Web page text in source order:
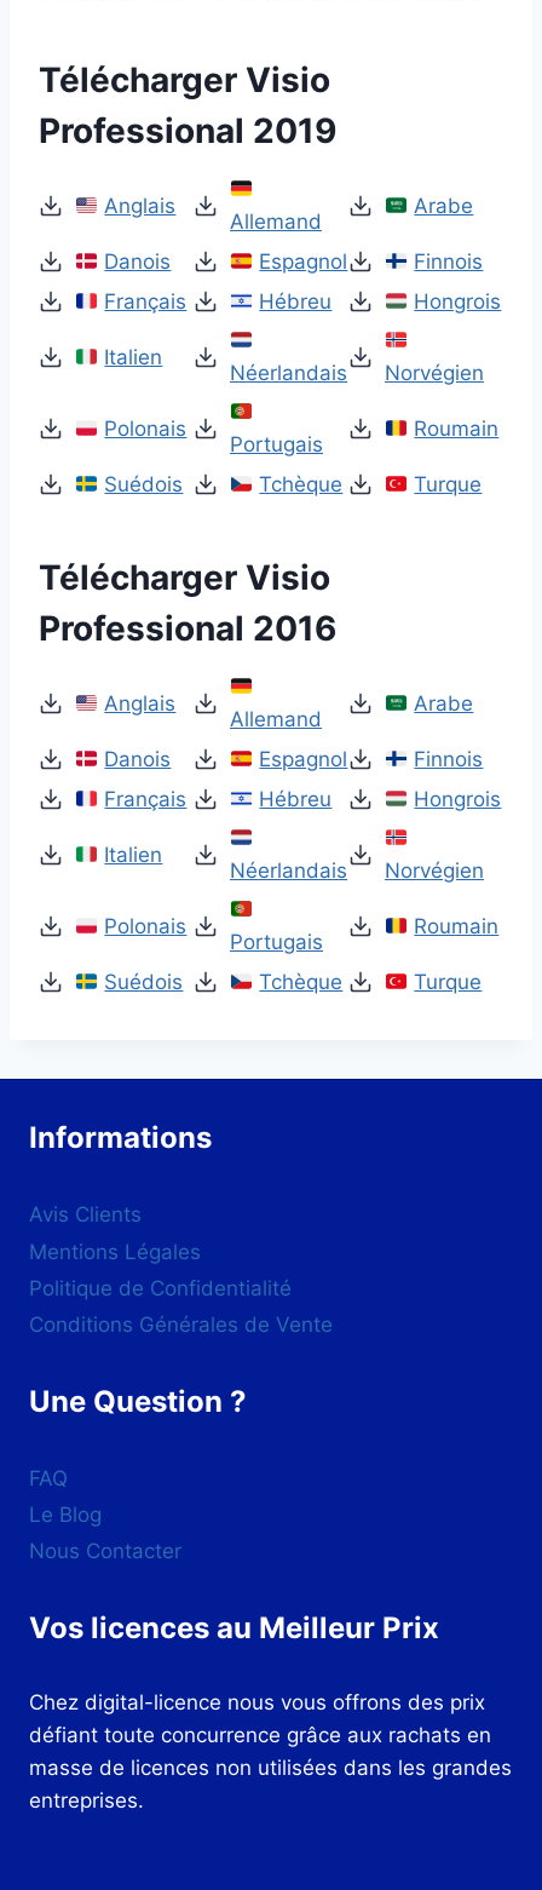
Télécharger Visio
Professional 2019
Anglais
Allemand
Arabe
Danois Espagnol
Finnois
Français
Hébreu Hongrois
Italien
Néerlandais Norvégien
Polonais
Portugais
Roumain
Suédois Tchèque Turque
Télécharger Visio
Professional 2016
Anglais
Allemand
Arabe
Danois Espagnol
Finnois
Français
Hébreu Hongrois
Italien
Néerlandais Norvégien
Polonais
Portugais
Roumain
Suédois Tchèque Turque
Informations
Avis Clients
Mentions Légales
Politique de Confidentialité
Conditions Générales de Vente
Une Question ?
FAQ
Le Blog
Nous Contacter
Vos licences au Meilleur Prix
Chez digital-licence nous vous offrons des prix
défiant toute concurrence grâce aux rachats en
masse de licences non utilisées dans les grandes
entreprises.